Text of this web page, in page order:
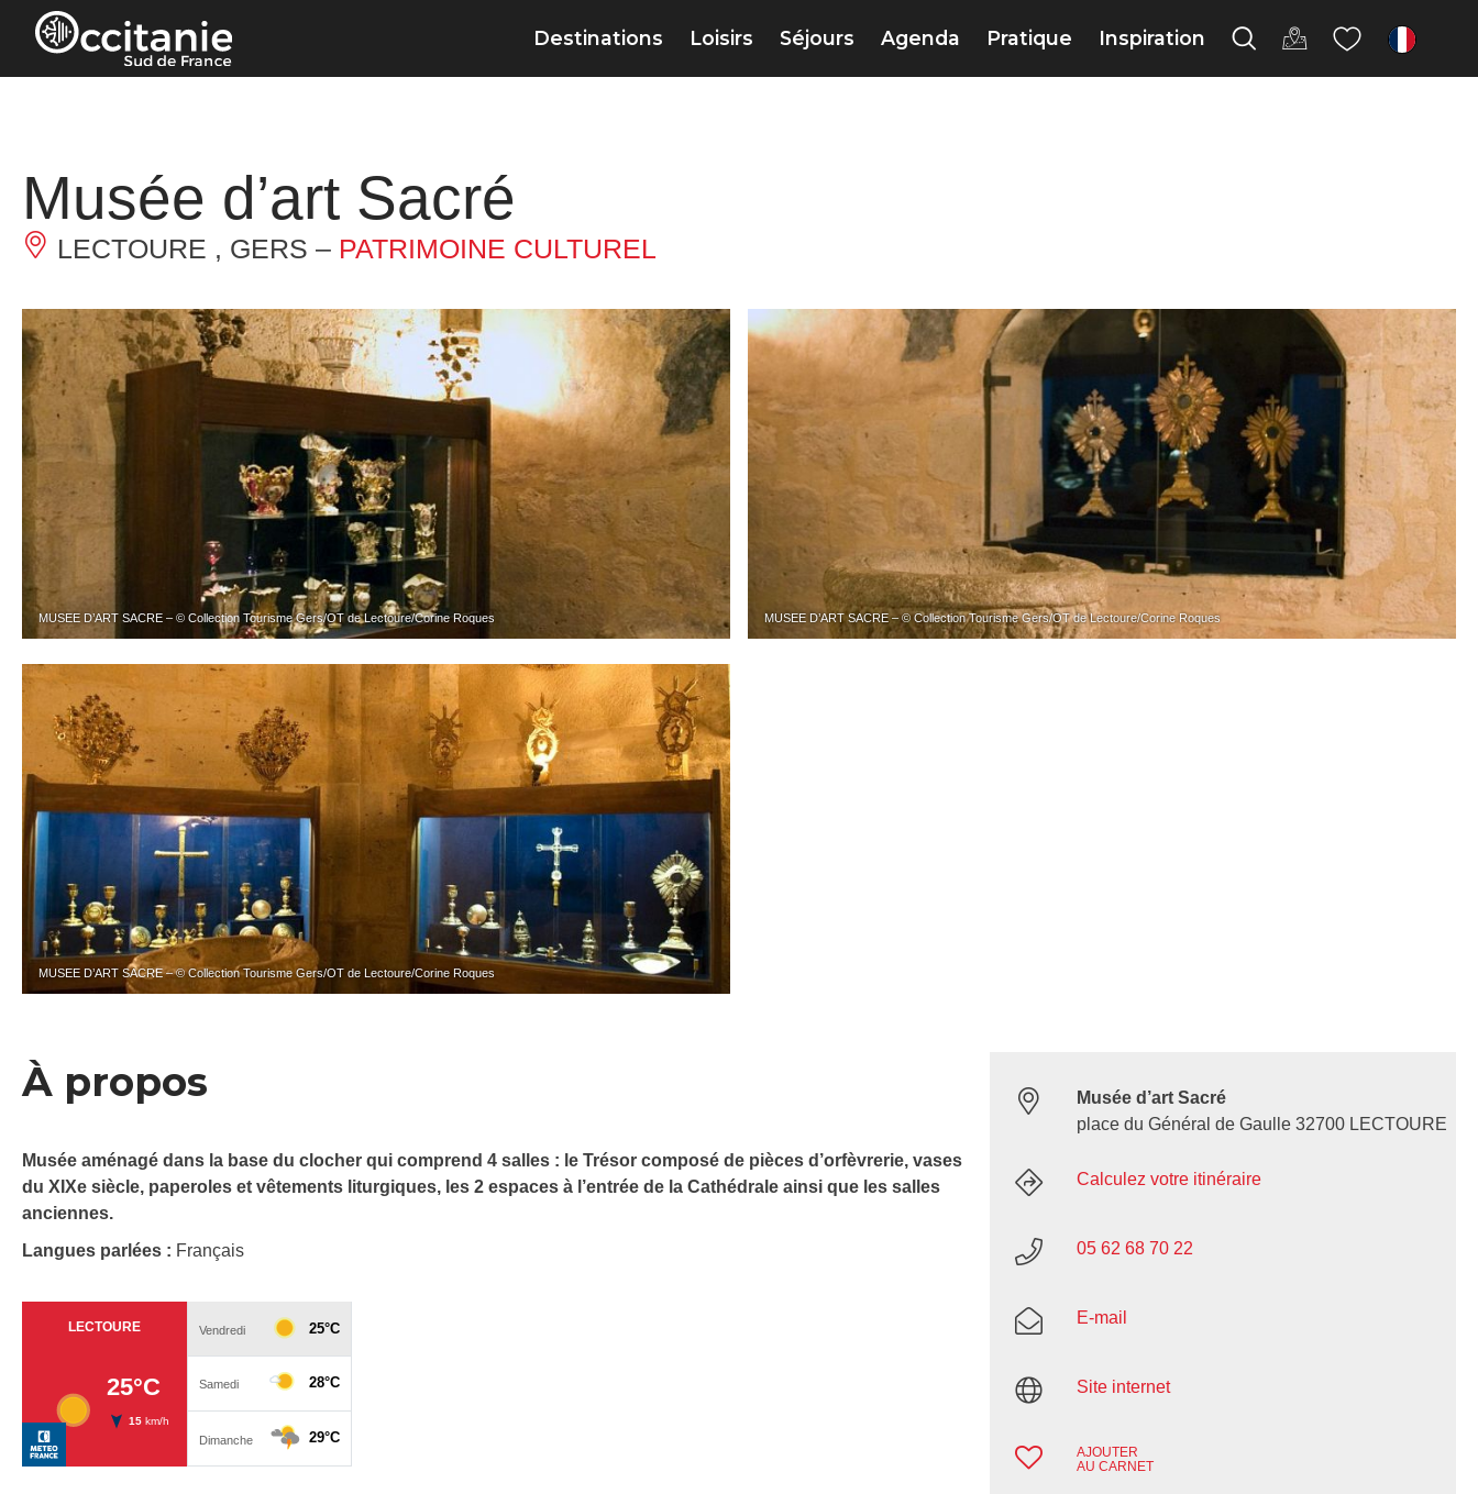
Panneau de gestion des cookies
Destinations Loisirs Séjours Agenda Pratique Inspiration fr
Musée d’art Sacré
LECTOURE , GERS – PATRIMOINE CULTUREL
MUSEE D’ART SACRE – © Collection Tourisme Gers/OT de Lectoure/Corine Roques MUSEE D’ART SACRE – © Collection Tourisme Gers/OT de Lectoure/Corine Roques
MUSEE D’ART SACRE – © Collection Tourisme Gers/OT de Lectoure/Corine Roques
À propos
Musée aménagé dans la base du clocher qui comprend 4 salles : le Trésor composé de pièces d’orfèvrerie, vases
du XIXe siècle, paperoles et vêtements liturgiques, les 2 espaces à l’entrée de la Cathédrale ainsi que les salles
anciennes.
Langues parlées : Français
Musée d’art Sacré
place du Général de Gaulle 32700 LECTOURE
Calculez votre itinéraire
05 62 68 70 22
E-mail
Site internet
AJOUTER
AU CARNET